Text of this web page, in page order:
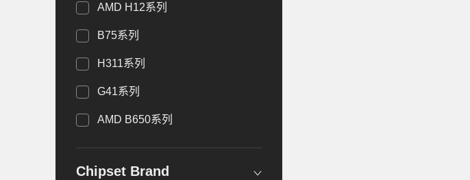
AMD H12系列
B75系列
H311系列
G41系列
AMD B650系列
Chipset Brand